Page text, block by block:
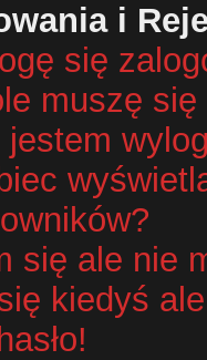
i
się
muszę
się ale nie
kiedyś